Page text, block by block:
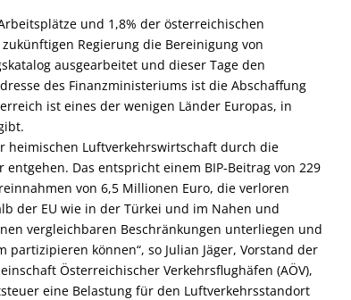
und 1,8% der österreichischen
Regierung die Bereinigung von
ausgearbeitet und dieser Tage den
des Finanzministeriums ist die Abschaffung
ist eines der wenigen Länder Europas, in
heimischen Luftverkehrswirtschaft durch die
Das entspricht einem BIP-Beitrag von 229
von 6,5 Millionen Euro, die verloren
der EU wie in der Türkei und im Nahen und
vergleichbaren Beschränkungen unterliegen und
können“, so Julian Jäger, Vorstand der
Österreichischer Verkehrsflughäfen (AÖV),
eine Belastung für den Luftverkehrsstandort